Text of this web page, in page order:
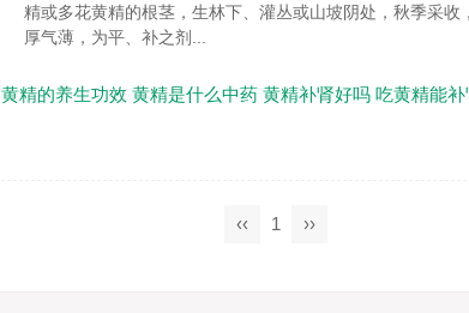
精或多花黄精的根茎，生林下、灌丛或山坡阴处，秋季采
厚气薄，为平、补之剂...
黄精的养生功效 黄精是什么中药 黄精补肾好吗 吃黄精能
‹‹ 1 ››